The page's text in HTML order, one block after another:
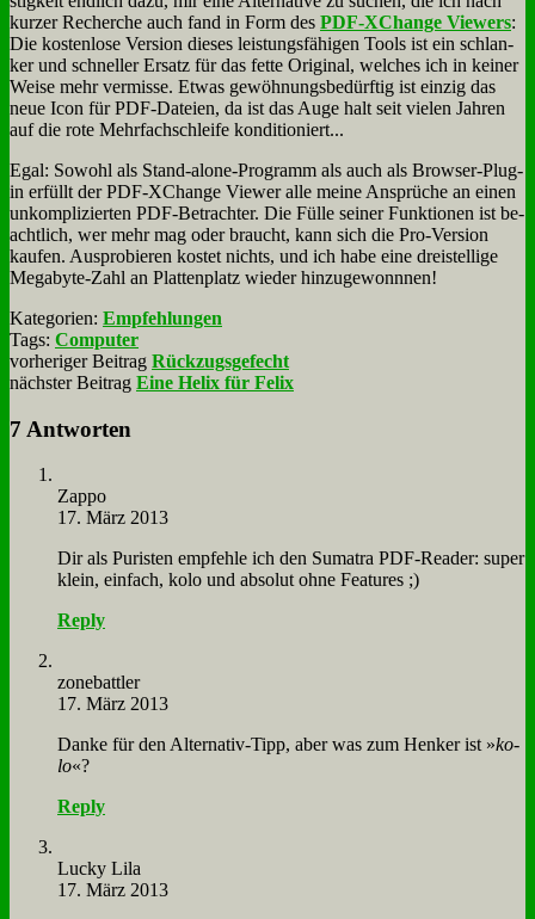
kur­zer Re­cher­che auch fand in Form des PDF-XCh­an­ge View­ers:
Die ko­sten­lo­se Ver­si­on die­ses lei­stungs­fä­hi­gen Tools ist ein schlan­
ker und schnel­ler Er­satz für das fet­te Ori­gi­nal, wel­ches ich in kei­ner
Wei­se mehr ver­mis­se. Et­was ge­wöh­nungs­be­dürf­tig ist ein­zig das
neue Icon für PDF-Da­tei­en, da ist das Au­ge halt seit vie­len Jah­ren
auf die ro­te Mehr­fach­schlei­fe kon­di­tio­niert...
Egal: So­wohl als Stand-alo­ne-Pro­gramm als auch als Brow­ser-Plug­
in er­füllt der PDF-XCh­an­ge View­er al­le mei­ne An­sprü­che an ei­nen
un­kom­pli­zier­ten PDF-Be­trach­ter. Die Fül­le sei­ner Funk­tio­nen ist be­
acht­lich, wer mehr mag oder braucht, kann sich die Pro-Ver­si­on
kau­fen. Aus­pro­bie­ren ko­stet nichts, und ich ha­be ei­ne drei­stel­li­ge
Me­ga­byte-Zahl an Plat­ten­platz wie­der hin­zu­ge­wonn­nen!
Kategorien: Empfehlungen
Tags: Computer
vorheriger Beitrag Rückzugsgefecht
nächster Beitrag Eine Helix für Felix
7 Antworten
Zap­po
17. März 2013
Dir als Pu­ri­sten emp­feh­le ich den Su­ma­tra PDF-Rea­der: su­per
klein, ein­fach, ko­lo und ab­so­lut oh­ne Fea­tures ;)
Reply
zone­batt­ler
17. März 2013
Dan­ke für den Al­ter­na­tiv-Tipp, aber was zum Hen­ker ist »ko­
lo«?
Reply
Lucky Li­la
17. März 2013